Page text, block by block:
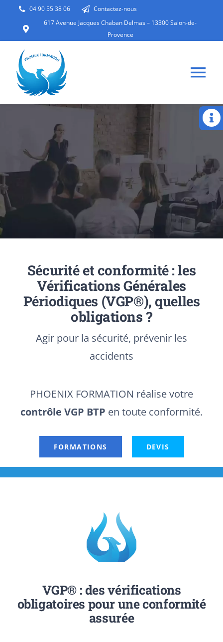
Passer
04 90 55 38 06
Contactez-nous
617 Avenue Jacques Chaban Delmas – 13300 Salon-de-
Provence
PHOENIX FORMATION
FORMATIONS
CONTROL VGP
Sécurité et conformité : les
Vérifications Générales
Périodiques (VGP®), quelles
obligations ?
Agir pour la sécurité, prévenir les
accidents
PHOENIX FORMATION réalise votre
contrôle VGP BTP en toute conformité.
FORMATIONS DEVIS
VGP® : des vérifications
obligatoires pour une conformité
assurée